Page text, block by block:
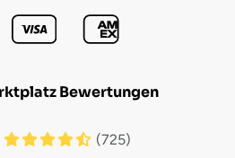
Bewertungen
(725)